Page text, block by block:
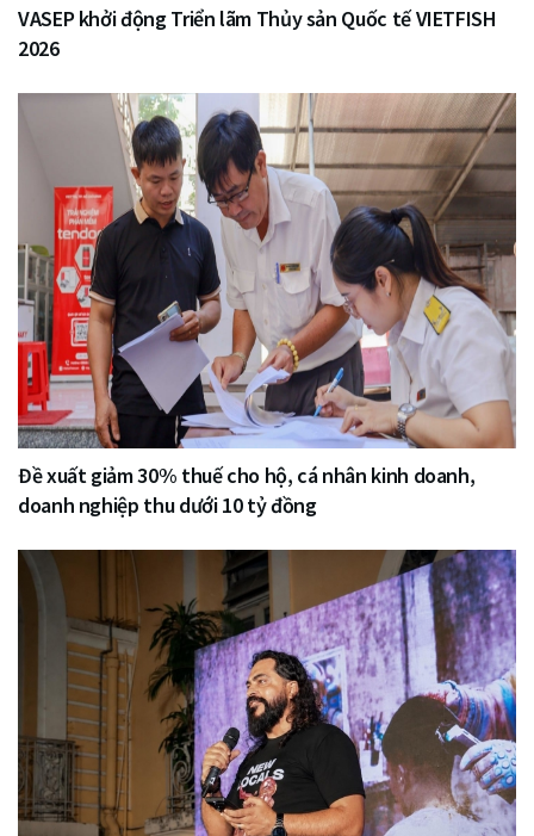
VASEP khởi động Triển lãm Thủy sản Quốc tế VIETFISH
2026
Đề xuất giảm 30% thuế cho hộ, cá nhân kinh doanh,
doanh nghiệp thu dưới 10 tỷ đồng